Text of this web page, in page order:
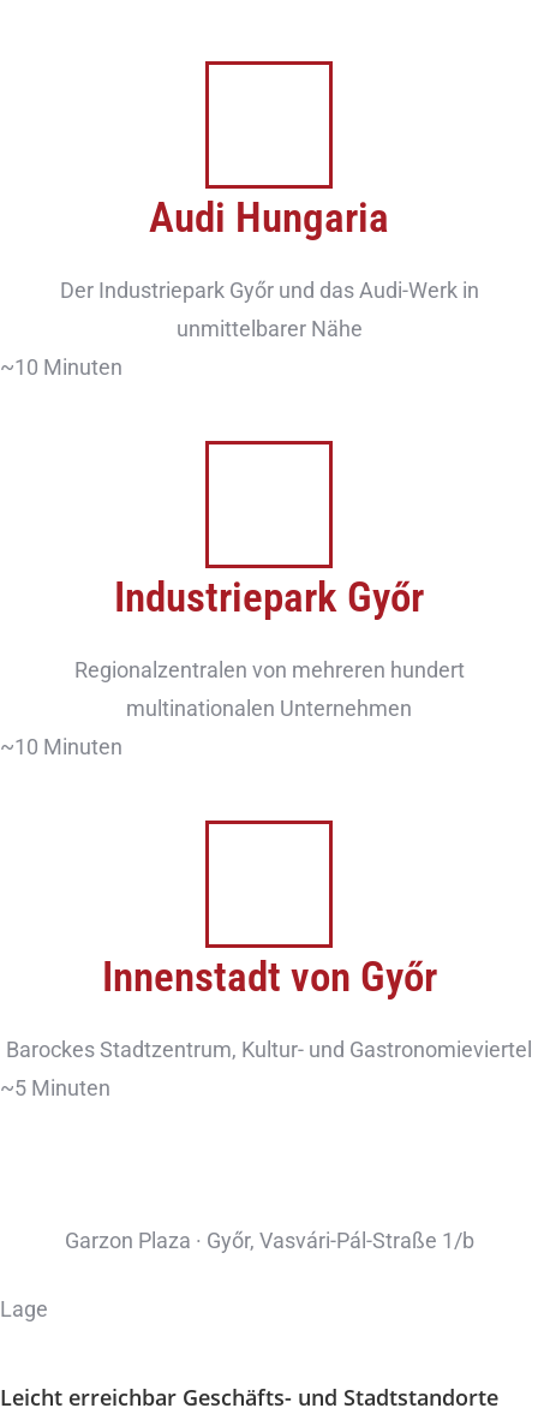
Audi Hungaria
Der Industriepark Győr und das Audi-Werk in
unmittelbarer Nähe
~10 Minuten
Industriepark Győr
Regionalzentralen von mehreren hundert
multinationalen Unternehmen
~10 Minuten
Innenstadt von Győr
Barockes Stadtzentrum, Kultur- und Gastronomieviertel
~5 Minuten
Garzon Plaza · Győr, Vasvári-Pál-Straße 1/b
Lage
Leicht erreichbar Geschäfts- und Stadtstandorte